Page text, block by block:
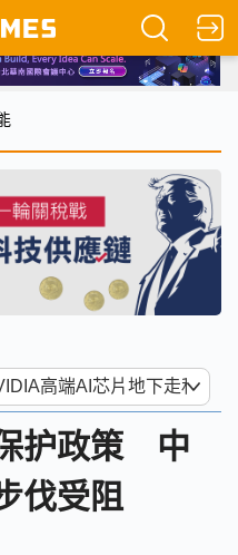
护政策 中
伐受阻